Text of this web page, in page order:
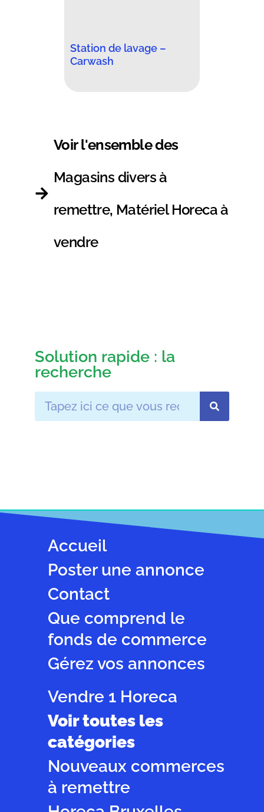
Station de lavage –
Carwash
Voir l'ensemble des
Magasins divers à
remettre, Matériel Horeca à
vendre
Solution rapide : la
recherche
Accueil
Poster une annonce
Contact
Que comprend le
fonds de commerce
Gérez vos annonces
Vendre 1 Horeca
Voir toutes les
catégories
Nouveaux commerces
à remettre